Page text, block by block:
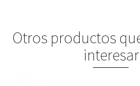
Otros productos
interesar